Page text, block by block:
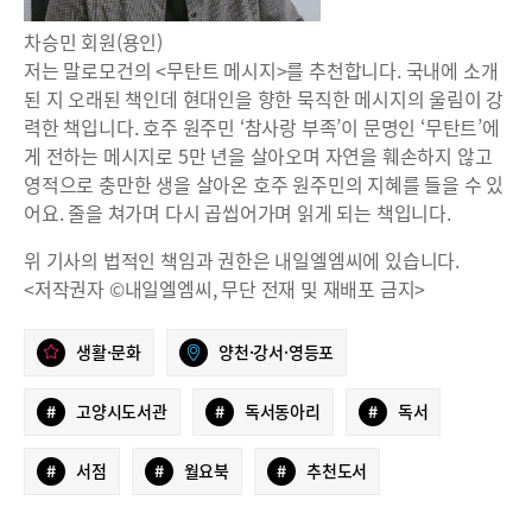
차승민 회원(용인)
저는 말로모건의 <무탄트 메시지>를 추천합니다. 국내에 소개
된 지 오래된 책인데 현대인을 향한 묵직한 메시지의 울림이 강
력한 책입니다. 호주 원주민 ‘참사랑 부족’이 문명인 ‘무탄트’에
게 전하는 메시지로 5만 년을 살아오며 자연을 훼손하지 않고
영적으로 충만한 생을 살아온 호주 원주민의 지혜를 들을 수 있
어요. 줄을 쳐가며 다시 곱씹어가며 읽게 되는 책입니다.
위 기사의 법적인 책임과 권한은 내일엘엠씨에 있습니다.
<저작권자 ©내일엘엠씨, 무단 전재 및 재배포 금지>
생활·문화 양천·강서·영등포
# 고양시도서관 # 독서동아리 # 독서
# 서점 # 월요북 # 추천도서